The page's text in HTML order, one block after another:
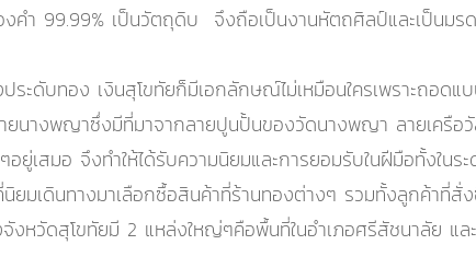
คำ 99.99% เป็นวัตถุดิบ จึงถือเป็นงานหัตถศิลป์และเป็นมร
ะดับทอง เงินสุโขทัยก็มีเอกลักษณ์ไม่เหมือนใครเพราะถอ
ยนางพญาซึ่งมีที่มาจากลายปูนปั้นของวัดนางพญา ลายเครือ
สมอ จึงทำให้ได้รับความนิยมและการยอมรับในฝีมือทั้งในระ
ยมเดินทางมาเลือกซื้อสินค้าที่ร้านทองต่างๆ รวมทั้งลูกค้าที่
หวัดสุโขทัยมี 2 แหล่งใหญ่ๆคือพื้นที่ในอำเภอศรีสัชนาลัย และ